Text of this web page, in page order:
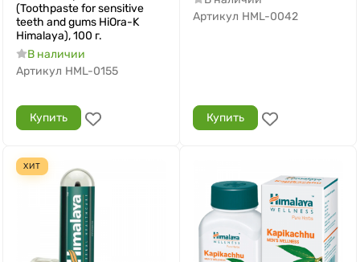
(Toothpaste for sensitive
teeth and gums HiOra-K
Himalaya), 100 г.
В наличии
Артикул HML-0155
Купить
Артикул HML-0042
Купить
ХИТ